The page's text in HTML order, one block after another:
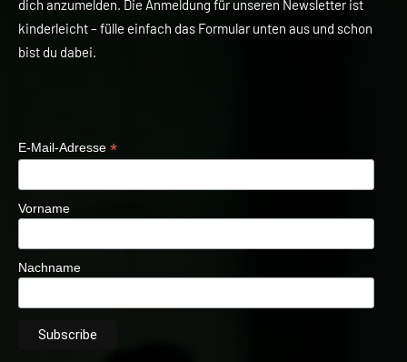
dich anzumelden. Die Anmeldung für unseren Newsletter ist
kinderleicht – fülle einfach das Formular unten aus und schon
bist du dabei.
E-Mail-Adresse *
Vorname
Nachname